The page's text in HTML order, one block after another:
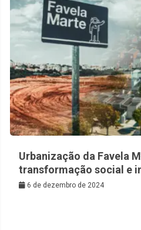
Urbanização da Favela
transformação social e
6 de dezembro de 2024